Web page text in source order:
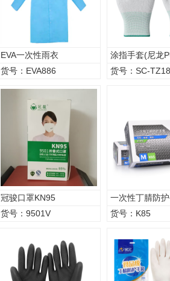
EVA一次性雨衣
货号：EVA886
涂指手套(尼龙
货号：SC-
冠骏口罩KN95
货号：9501V
一次性丁腈防
货号：K85